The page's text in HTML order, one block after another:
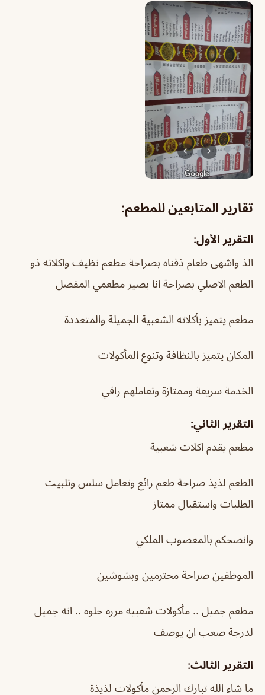
تقارير المتابعين للمطعم:
التقرير الأول:
الذ واشهى طعام ذقناه بصراحة مطعم نظيف واكلاته ذو
الطعم الاصلي بصراحة انا بصير مطعمي المفضل
مطعم يتميز بأكلاته الشعبية الجميلة والمتعددة
المكان يتميز بالنظافة وتنوع المأكولات
الخدمة سريعة وممتازة وتعاملهم راقي
التقرير الثاني:
مطعم يقدم اكلات شعبية
الطعم لذيذ صراحة طعم رائع وتعامل سلس وتلبيت
الطلبات واستقبال ممتاز
وانصحكم بالمعصوب الملكي
الموظفين صراحة محترمين وبشوشين
مطعم جميل .. مأكولات شعبيه مرره حلوه .. انه جميل
لدرجة صعب ان يوصف
التقرير الثالث:
ما شاء الله تبارك الرحمن مأكولات لذيذة